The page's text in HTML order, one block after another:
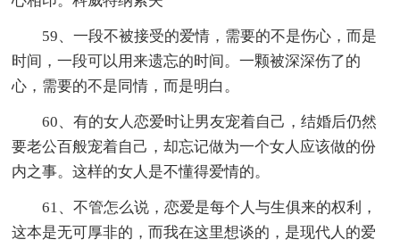
59、一段不被接受的爱情，需要的不是伤心，而是
时间，一段可以用来遗忘的时间。一颗被深深伤了的
心，需要的不是同情，而是明白。
60、有的女人恋爱时让男友宠着自己，结婚后仍然
要老公百般宠着自己，却忘记做为一个女人应该做的份
内之事。这样的女人是不懂得爱情的。
61、不管怎么说，恋爱是每个人与生俱来的权利，
这本是无可厚非的，而我在这里想谈的，是现代人的爱